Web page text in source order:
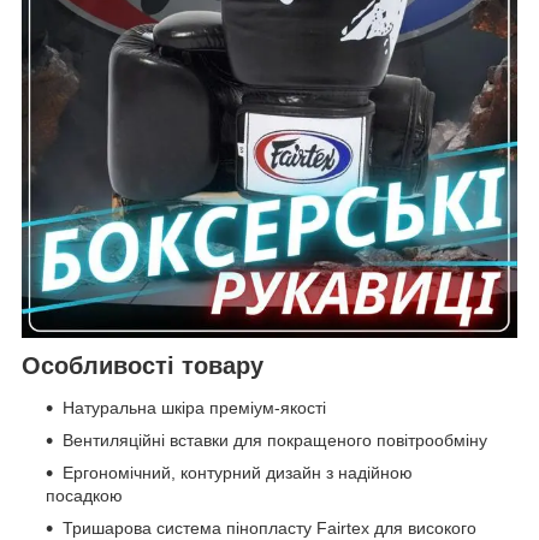
Особливості товару
Натуральна шкіра преміум-якості
Вентиляційні вставки для покращеного повітрообміну
Ергономічний, контурний дизайн з надійною
посадкою
Тришарова система пінопласту Fairtex для високого